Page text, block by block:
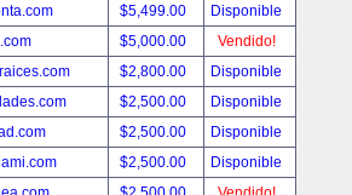
$5,499.00
Disponible
$5,000.00
Vendido!
$2,800.00
Disponible
$2,500.00
Disponible
$2,500.00
Disponible
$2,500.00
Disponible